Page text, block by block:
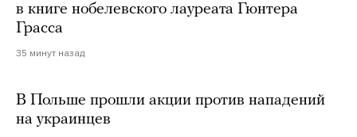
в книге нобелевского лауреата Гюнтера
Грасса
35 минут назад
В Польше прошли акции против нападений
на украинцев